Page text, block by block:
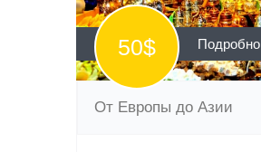
50$ Подробно
От Европы до Азии